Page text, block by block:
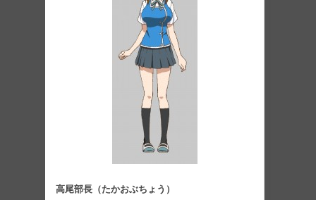
高尾部⻑（たかおぶちょう）